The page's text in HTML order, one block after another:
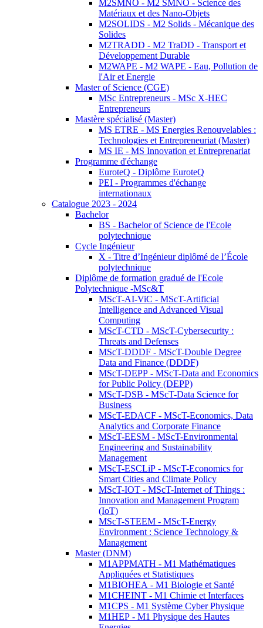
M2SMNO - M2 SMNO - Science des
Matériaux et des Nano-Objets
M2SOLIDS - M2 Solids - Mécanique des
Solides
M2TRADD - M2 TraDD - Transport et
Développement Durable
M2WAPE - M2 WAPE - Eau, Pollution de
l'Air et Energie
Master of Science (CGE)
MSc Entrepreneurs - MSc X-HEC
Entrepreneurs
Mastère spécialisé (Master)
MS ETRE - MS Energies Renouvelables :
Technologies et Entrepreneuriat (Master)
MS IE - MS Innovation et Entreprenariat
Programme d'échange
EuroteQ - Diplôme EuroteQ
PEI - Programmes d'échange
internationaux
Catalogue 2023 - 2024
Bachelor
BS - Bachelor of Science de l'Ecole
polytechnique
Cycle Ingénieur
X - Titre d’Ingénieur diplômé de l’École
polytechnique
Diplôme de formation gradué de l'Ecole
Polytechnique -MSc&T
MScT-AI-ViC - MScT-Artificial
Intelligence and Advanced Visual
Computing
MScT-CTD - MScT-Cybersecurity :
Threats and Defenses
MScT-DDDF - MScT-Double Degree
Data and Finance (DDDF)
MScT-DEPP - MScT-Data and Economics
for Public Policy (DEPP)
MScT-DSB - MScT-Data Science for
Business
MScT-EDACF - MScT-Economics, Data
Analytics and Corporate Finance
MScT-EESM - MScT-Environmental
Engineering and Sustainability
Management
MScT-ESCLiP - MScT-Economics for
Smart Cities and Climate Policy
MScT-IOT - MScT-Internet of Things :
Innovation and Management Program
(IoT)
MScT-STEEM - MScT-Energy
Environment : Science Technology &
Management
Master (DNM)
M1APPMATH - M1 Mathématiques
Appliquées et Statistiques
M1BIOHEA - M1 Biologie et Santé
M1CHEINT - M1 Chimie et Interfaces
M1CPS - M1 Système Cyber Physique
M1HEP - M1 Physique des Hautes